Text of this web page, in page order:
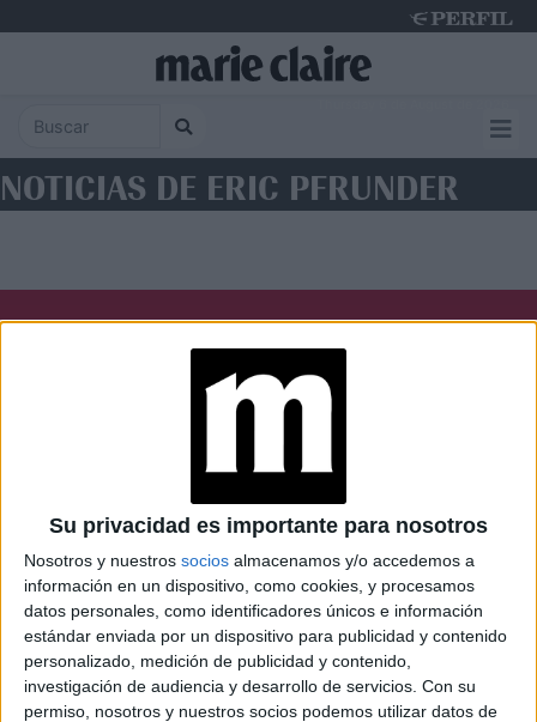
Su privacidad es importante para nosotros
Nosotros y nuestros socios almacenamos y/o accedemos a
información en un dispositivo, como cookies, y procesamos
datos personales, como identificadores únicos e información
estándar enviada por un dispositivo para publicidad y contenido
personalizado, medición de publicidad y contenido,
investigación de audiencia y desarrollo de servicios. Con su
permiso, nosotros y nuestros socios podemos utilizar datos de
NOTICIAS DE ERIC PFRUNDER
Caras Noticias
Weekend Parabrisas
Look
Luz Mía Lunateen Break BATimes
© Perfil.com 2006-2019 - Todos los derechos reservados
Registro de Propiedad Intelectual: Nro. 5346433